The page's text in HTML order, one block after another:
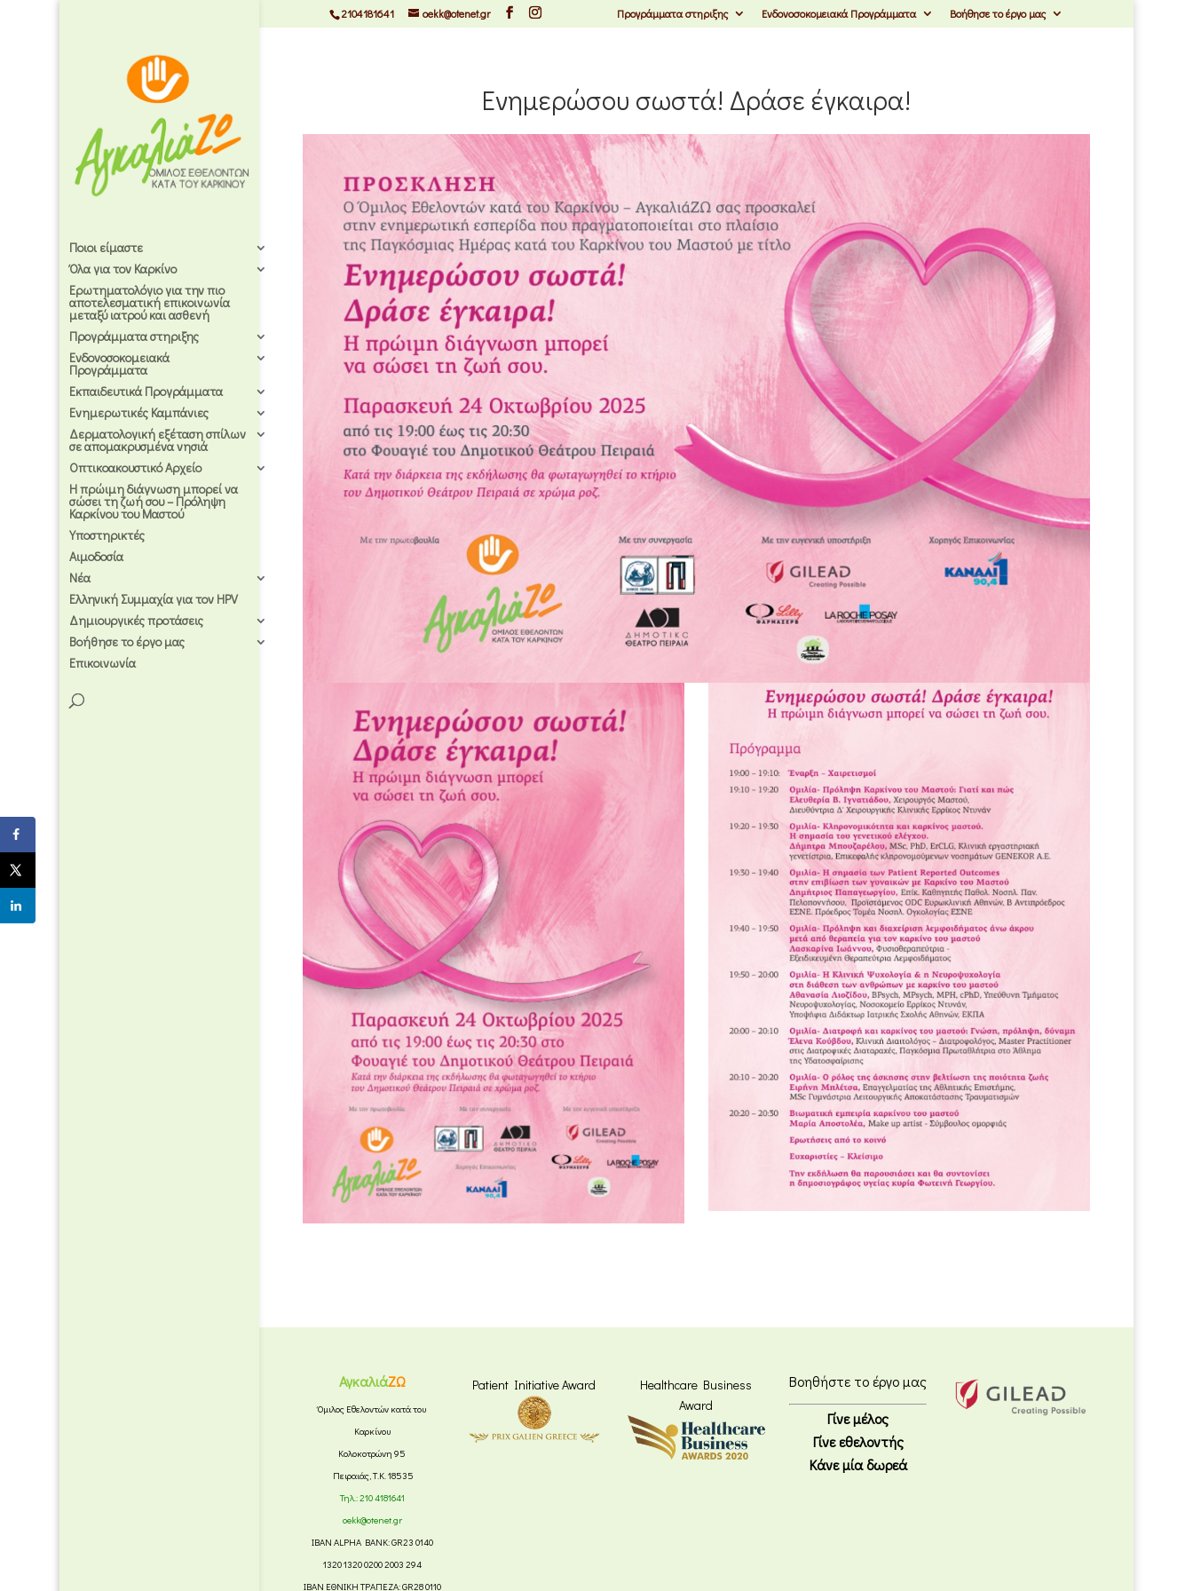
2104181641 oekk@otenet.gr Προγράμματα στηριξης Ενδονοσοκομειακά Προγράμματα Βοήθησε το έργο μας
Ποιοι είμαστε
Όλα για τον Καρκίνο
Ερωτηματολόγιο για την πιο
αποτελεσματική επικοινωνία
μεταξύ ιατρού και ασθενή
Προγράμματα στηριξης
Ενδονοσοκομειακά
Προγράμματα
Εκπαιδευτικά Προγράμματα
Ενημερωτικές Καμπάνιες
Δερματολογική εξέταση σπίλων
σε απομακρυσμένα νησιά
Οπτικοακουστικό Αρχείο
Η πρώιμη διάγνωση μπορεί να
σώσει τη ζωή σου – Πρόληψη
Καρκίνου του Μαστού
Υποστηρικτές
Αιμοδοσία
Νέα
Ελληνική Συμμαχία για τον HPV
Δημιουργικές προτάσεις
Βοήθησε το έργο μας
Επικοινωνία
Ενημερώσου σωστά! Δράσε έγκαιρα!
ΑγκαλιάΖΩ
Όμιλος Εθελοντών κατά του
Καρκίνου
Κολοκοτρώνη 95
Πειραιάς, Τ.Κ. 18535
Τηλ.:210 4181641
oekk@otenet.gr
IBAN ALPHA BANK: GR23 0140
1320 1320 0200 2003 294
IBAN ΕΘΝΙΚΗ ΤΡΑΠΕΖΑ: GR28 0110
Patient Initiative Award
Healthcare Business
Award
Βοηθήστε το έργο μας
Γίνε μέλος
Γίνε εθελοντής
Κάνε μία δωρεά